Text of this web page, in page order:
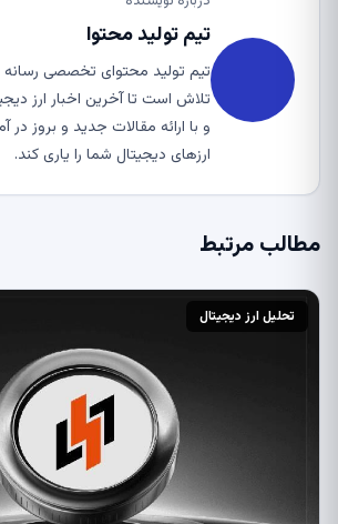
تیم تولید محتوا
تیم تولید محتوای تخصصی رسانه
تلاش است تا آخرین اخبار ارز
و با ارائه مقالات جدید و بروز در
ارزهای دیجیتال شما را یاری کند.
مطالب مرتبط
تحلیل ارز دیجیتال